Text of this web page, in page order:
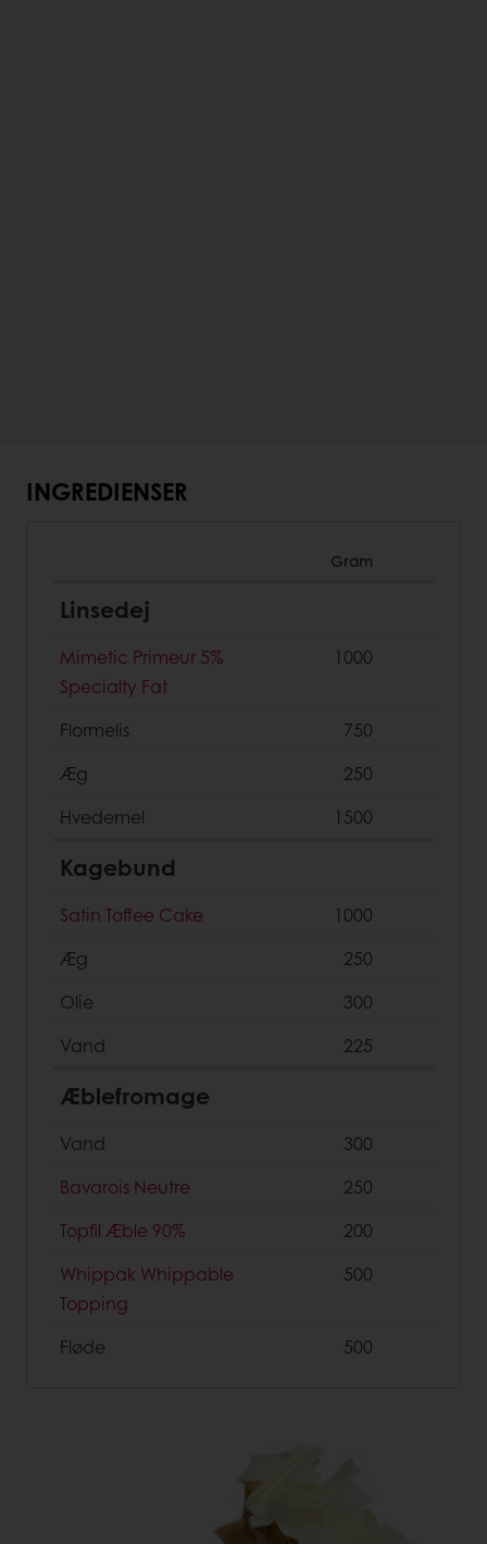
INGREDIENSER
Gram
Linsedej
Mimetic Primeur 5%
Specialty Fat
1000
Flormelis
750
Æg
250
Hvedemel
1500
Kagebund
Satin Toffee Cake
1000
Æg
250
Olie
300
Vand
225
Æblefromage
Vand
300
Bavarois Neutre
250
Topfil Æble 90%
200
Whippak Whippable
Topping
500
Fløde 500